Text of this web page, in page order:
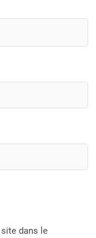
dans le